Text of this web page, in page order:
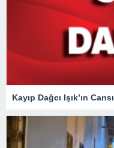
Kayıp Dağcı Işık’ın